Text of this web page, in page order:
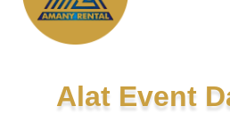
Alat Event